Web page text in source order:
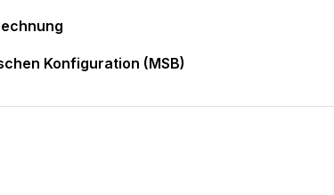
Konfiguration (MSB)